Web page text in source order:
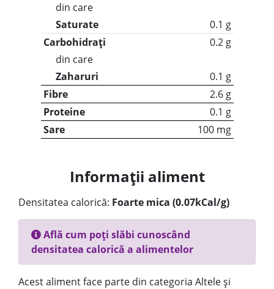
din care
Saturate
0.1 g
Carbohidrați
0.2 g
din care
Zaharuri
0.1 g
Fibre
2.6 g
Proteine
0.1 g
Sare
100 mg
Informații aliment
Densitatea calorică: Foarte mica (0.07kCal/g)
Află cum poți slăbi cunoscând
densitatea calorică a alimentelor
Acest aliment face parte din categoria Altele și